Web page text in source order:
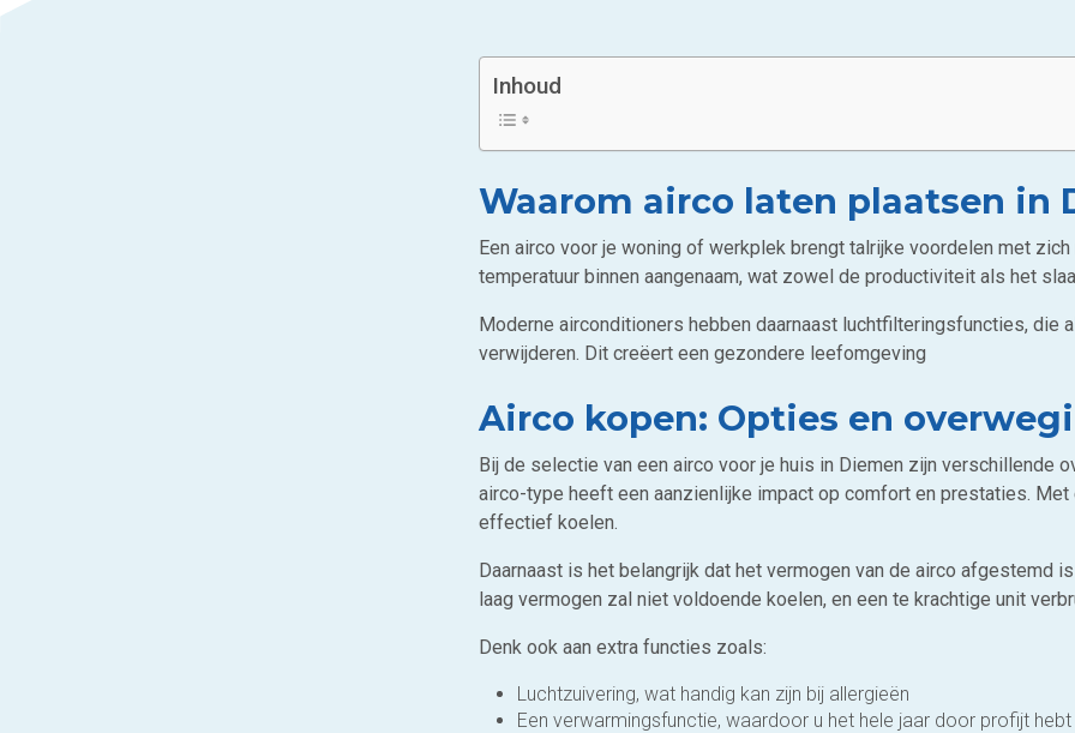
Inhoud
Waarom airco laten plaatsen in
Een airco voor je woning of werkplek brengt talrijke voordelen met
temperatuur binnen aangenaam, wat zowel de productiviteit als het
Moderne airconditioners hebben daarnaast luchtfilteringsfuncties, die
verwijderen. Dit creëert een gezondere leefomgeving
Airco kopen: Opties en
Bij de selectie van een airco voor je huis in Diemen zijn verschillende
airco-type heeft een aanzienlijke impact op comfort en prestaties.
effectief koelen.
Daarnaast is het belangrijk dat het vermogen van de airco afgestemd
laag vermogen zal niet voldoende koelen, en een te krachtige unit
Denk ook aan extra functies zoals:
Luchtzuivering, wat handig kan zijn bij allergieën
Een verwarmingsfunctie, waardoor u het hele jaar door profijt